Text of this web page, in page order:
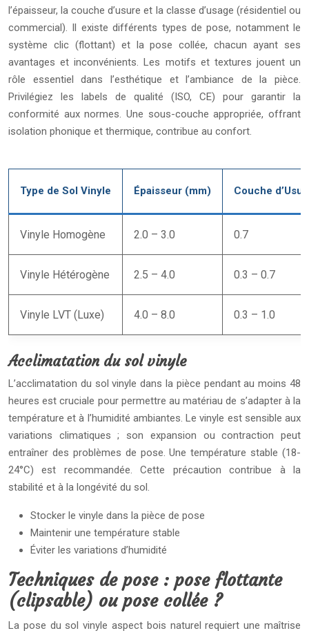
l’épaisseur, la couche d’usure et la classe d’usage (résidentiel ou
commercial). Il existe différents types de pose, notamment le
système clic (flottant) et la pose collée, chacun ayant ses
avantages et inconvénients. Les motifs et textures jouent un
rôle essentiel dans l’esthétique et l’ambiance de la pièce.
Privilégiez les labels de qualité (ISO, CE) pour garantir la
conformité aux normes. Une sous-couche appropriée, offrant
isolation phonique et thermique, contribue au confort.
Type de Sol Vinyle Épaisseur (mm) Couche
Vinyle Homogène 2.0 – 3.0 0.7
Vinyle Hétérogène 2.5 – 4.0 0.3 – 0.7
Vinyle LVT (Luxe) 4.0 – 8.0 0.3 – 1.0
Acclimatation du sol vinyle
L’acclimatation du sol vinyle dans la pièce pendant au moins 48
heures est cruciale pour permettre au matériau de s’adapter à la
température et à l’humidité ambiantes. Le vinyle est sensible aux
variations climatiques ; son expansion ou contraction peut
entraîner des problèmes de pose. Une température stable (18-
24°C) est recommandée. Cette précaution contribue à la
stabilité et à la longévité du sol.
Stocker le vinyle dans la pièce de pose
Maintenir une température stable
Éviter les variations d’humidité
Techniques de pose : pose flottante
(clipsable) ou pose collée ?
La pose du sol vinyle aspect bois naturel requiert une maîtrise